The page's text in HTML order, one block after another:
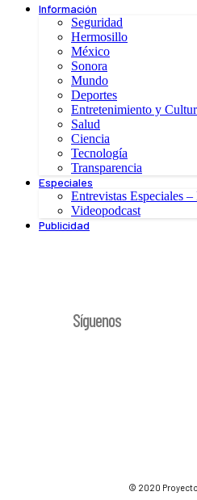
Información
Seguridad
Hermosillo
México
Sonora
Mundo
Deportes
Entretenimiento y
Salud
Ciencia
Tecnología
Transparencia
Especiales
Entrevistas Especiales
Videopodcast
Publicidad
Síguenos
© 2020 Proyecto